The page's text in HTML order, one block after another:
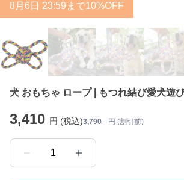
8 月 6 日 23:59まで10%OFF
犬 おもちゃ ロープ | もつれ結び愛犬遊
3,410 円 (税込)3,790 円 (割引前)
1